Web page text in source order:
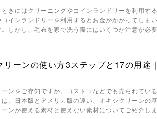
きにはクリーニングやコインランドリーを利用す
コインランドリーを利用するとお金がかかってしま
。しかし、毛布を家で洗う際にはいくつか注意が必要
リーンの使い方3ステップと17の用途
ーンをご存知ですか。コストコなどでも売られてい
は、日本版とアメリカ版の違い、オキシクリーンの
ンが使える素材と使えない素材についてご紹介しま